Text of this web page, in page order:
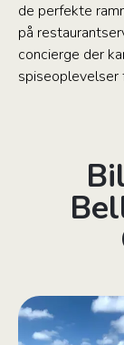
de perfekte
på
concierge der
spiseoplevelser